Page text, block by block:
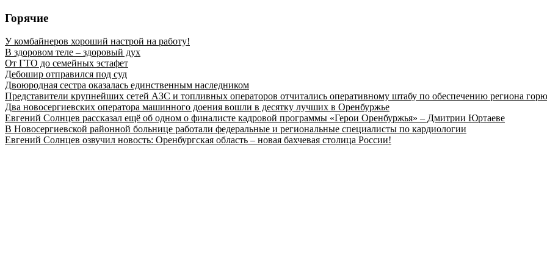
Горячие
У комбайнеров хороший настрой на работу!
В здоровом теле – здоровый дух
От ГТО до семейных эстафет
Дебошир отправился под суд
Двоюродная сестра оказалась единственным наследником
Представители крупнейших сетей АЗС и топливных операторов отчитались оперативному штабу по обеспечению региона
Два новосергиевских оператора машинного доения вошли в десятку лучших в Оренбуржье
Евгений Солнцев рассказал ещё об одном о финалисте кадровой программы «Герои Оренбуржья» – Дмитрии Юртаеве
В Новосергиевской районной больнице работали федеральные и региональные специалисты по кардиологии
Евгений Солнцев озвучил новость: Оренбургская область – новая бахчевая столица России!